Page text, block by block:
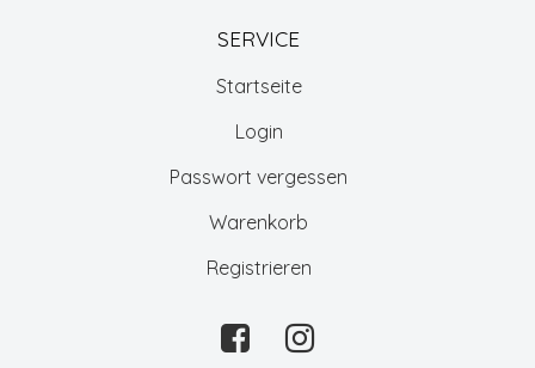
SERVICE
Startseite
Login
Passwort vergessen
Warenkorb
Registrieren